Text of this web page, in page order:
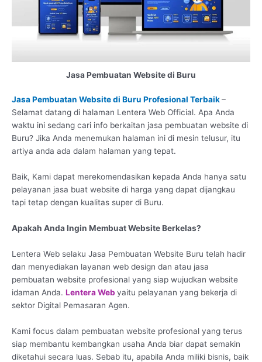
Jasa Pembuatan Website di Buru
Jasa Pembuatan Website di Buru Profesional Terbaik–
Selamat datang di halaman Lentera Web Official. Apa Anda
waktu ini sedang cari info berkaitan jasa pembuatan website di
Buru? Jika Anda menemukan halaman ini di mesin telusur, itu
artiya anda ada dalam halaman yang tepat.
Baik, Kami dapat merekomendasikan kepada Anda hanya satu
pelayanan jasa buat website di harga yang dapat dijangkau
tapi tetap dengan kualitas super di Buru.
Apakah Anda Ingin Membuat Website Berkelas?
Lentera Web selaku Jasa Pembuatan Website Buru telah hadir
dan menyediakan layanan web design dan atau jasa
pembuatan website profesional yang siap wujudkan website
idaman Anda. Lentera Web yaitu pelayanan yang bekerja di
sektor Digital Pemasaran Agen.
Kami focus dalam pembuatan website profesional yang terus
siap membantu kembangkan usaha Anda biar dapat semakin
diketahui secara luas. Sebab itu, apabila Anda miliki bisnis, baik